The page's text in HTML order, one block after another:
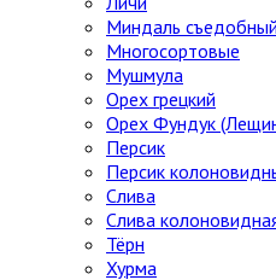
Миндаль съедобный
Многосортовые
Мушмула
Орех грецкий
Орех Фундук
Персик
Персик
Слива
Слива
Тёрн
Хурма